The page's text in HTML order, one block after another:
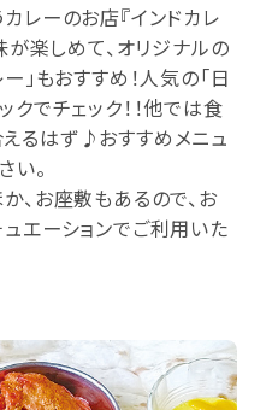
レーのお店『インドカレ
が楽しめて、オリジナルの
」もおすすめ！人気の「日
クでチェック！！他では食
るはず♪おすすめメニュ
い。
、お座敷もあるので、お
エーションでご利用いた